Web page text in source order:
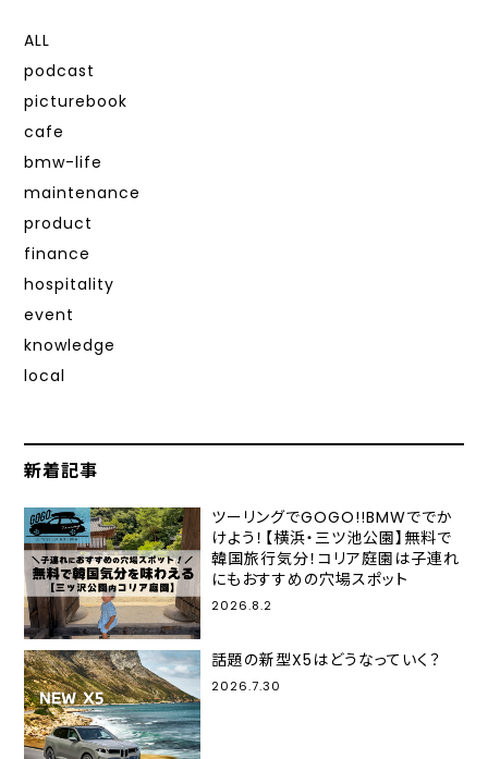
ALL
podcast
picturebook
cafe
bmw-life
maintenance
product
finance
hospitality
event
knowledge
local
新着記事
ツーリングでGOGO!!BMWででか
けよう！【横浜・三ツ池公園】無料で
韓国旅行気分！コリア庭園は子連れ
にもおすすめの穴場スポット
2026.8.2
話題の新型X5はどうなっていく？
2026.7.30